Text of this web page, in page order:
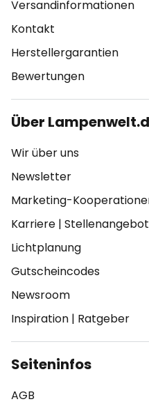
Versandinformationen
Kontakt
Herstellergarantien
Bewertungen
Über
Wir über uns
Newsletter
Marketing-
Karriere |
Lichtplanung
Gutscheincodes
Newsroom
Inspiration | Ratgeber
Seiteninfos
AGB